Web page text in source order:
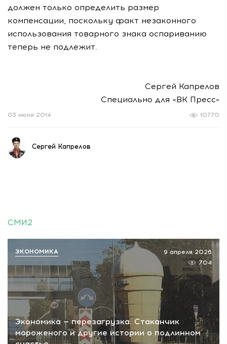
должен только определить размер
компенсации, поскольку факт незаконного
использования товарного знака оспариванию
теперь не подлежит.
Сергей Капрелов
Специально для «ВК Пресс»
10770
03 июня 2014
Сергей Капрелов
СМИ2
Экономика — перезагрузка. Стаканчик
мороженого и другие истории о подлинном
9 апреля 2026
704
ЭКОНОМИКА